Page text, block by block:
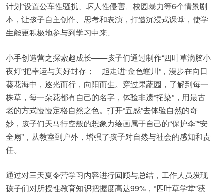
计划”设置公车性骚扰、坏人性侵害、校园暴力等6个情景剧
本，让孩子自主创作、思考和表演，打造沉浸式课堂，使学
生能更积极地参与到学习中来。
小手创造营之探索趣成长——孩子们通过制作“四叶草滴胶小
夜灯”把幸运与美好封存；一起走进“金色螳川”，漫步在向日
葵花海中，逐光而行，向阳而生。穿过果蔬园，了解到每一
株草，每一朵花都有自己的名字，体验非遗“拓染”，用最古
老的方式慢慢定格自然之色。打开“五感”去体验自然的奇
妙，孩子们天马行空般的想象力绘画属于自己的“保护伞”“安
全扇”，从教室到户外，增强了孩子对自然与社会的感知和责
任。
通过对三天夏令营学习内容进行回顾与总结，工作人员发现
孩子们对所授性教育知识把握度高达99%，“四叶草学堂”获